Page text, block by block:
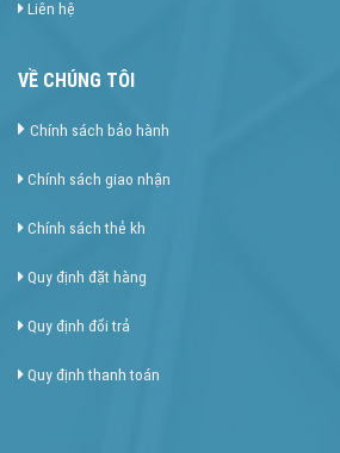
Liên hệ
VỀ CHÚNG TÔI
Chính sách bảo hành
Chính sách giao nhận
Chính sách thẻ kh
Quy định đặt hàng
Quy định đổi trả
Quy định thanh toán